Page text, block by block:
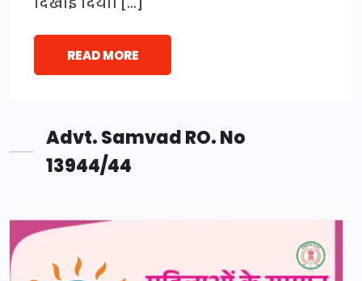
READ MORE
Advt. Samvad RO. No
13944/44